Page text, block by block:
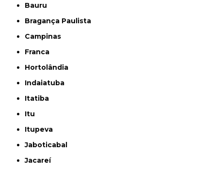
Bauru
Bragança Paulista
Campinas
Franca
Hortolândia
Indaiatuba
Itatiba
Itu
Itupeva
Jaboticabal
Jacareí